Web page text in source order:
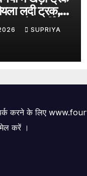
लदी ट्रक,
अवैध पार्किंग
SUPRIYA
करने के लिए
करें ।